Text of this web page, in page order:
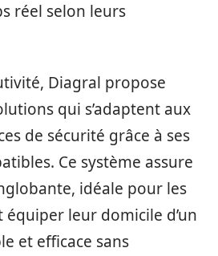
réel selon leurs
Diagral propose
qui s’adaptent aux
de sécurité grâce à ses
Ce système assure
idéale pour les
leur domicile d’un
et efficace sans